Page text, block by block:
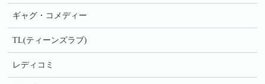
ギャグ・コメディー
TL(ティーンズラブ)
レディコミ